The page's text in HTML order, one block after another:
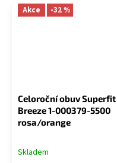
Akce -32 %
Celoroční obuv Superfit
Breeze 1-000379-5500
rosa/orange
Skladem